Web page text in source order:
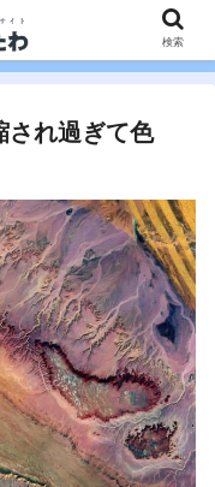
され過ぎて色
検索